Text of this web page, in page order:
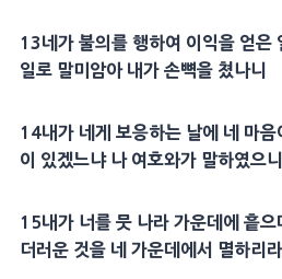
13네가 불의를 행하여 이익을 얻은
일로 말미암아 내가 손뼉을 쳤나니
14내가 네게 보응하는 날에 네 마음
이 있겠느냐 나 여호와가 말하였으
15내가 너를 뭇 나라 가운데에 흩으
더러운 것을 네 가운데에서 멸하리라